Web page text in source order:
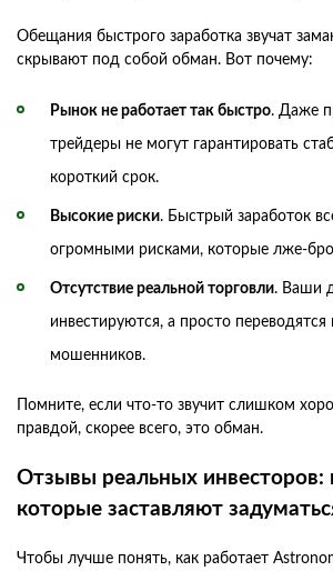
Обещания быстрого заработка звучат
скрывают под собой обман. Вот почему:
Рынок не работает так быстро. Даже
трейдеры не могут гарантировать
короткий срок.
Высокие риски. Быстрый заработок
огромными рисками, которые лже-
Отсутствие реальной торговли. Ваши
инвестируются, а просто переводятся
мошенников.
Помните, если что-то звучит слишком
правдой, скорее всего, это обман.
Отзывы реальных инвесторов:
которые заставляют
Чтобы лучше понять, как работает